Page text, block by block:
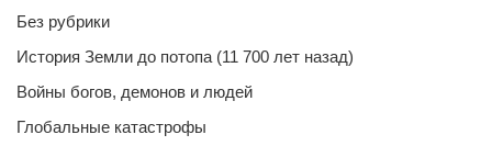
Без рубрики
История Земли до потопа (11 700 лет назад)
Войны богов, демонов и людей
Глобальные катастрофы